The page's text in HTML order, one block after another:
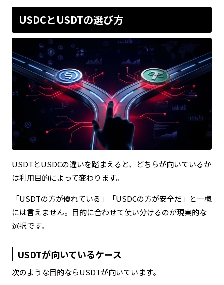
USDCとUSDTの選び方
USDTとUSDCの違いを踏まえると、どちらが向いているか
は利用目的によって変わります。
「USDTの方が優れている」「USDCの方が安全だ」と一概
には言えません。目的に合わせて使い分けるのが現実的な
選択です。
USDTが向いているケース
次のような目的ならUSDTが向いています。